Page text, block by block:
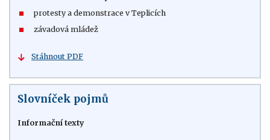
protesty a demonstrace v Teplicích
závadová mládež
Stáhnout PDF
Slovníček pojmů
Informační texty